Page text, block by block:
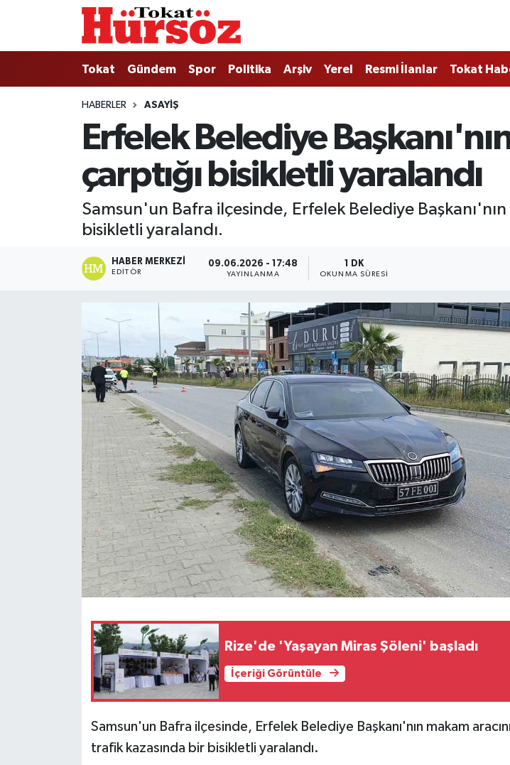
Tokat Gündem Spor Politika Arşiv Yerel Resmi İlanlar Tokat
HABERLER ASAYIŞ
Erfelek Belediye
çarptığı bisikletli yaralandı
Samsun'un Bafra ilçesinde, Erfelek Belediye Başkanı'nın
bisikletli yaralandı.
HABER MERKEZI
EDITÖR
09.06.2026 - 17:48
YAYINLANMA
1 DK
OKUNMA SÜRESI
Rize'de 'Yaşayan Miras Şöleni' başladı
İçeriği Görüntüle
Samsun'un Bafra ilçesinde, Erfelek Belediye Başkanı'nın makam
trafik kazasında bir bisikletli yaralandı.
Tokat
Türkiye Gündemi
Gündem
Politika
Tokat Spor
Ekonomi
Tokat Haber
Nöbetçi Eczaneler
Hava Durumu
Tokat Namaz Vakitleri
Tüm Manşetler
Son Dakika Haberleri